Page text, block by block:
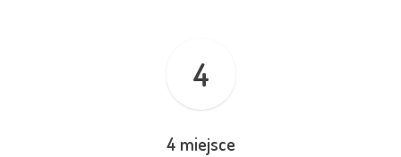
4
4 miejsce